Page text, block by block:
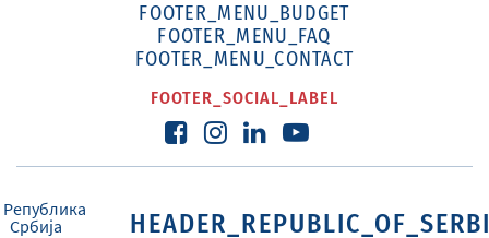
FOOTER_MENU_BUDGET
FOOTER_MENU_FAQ
FOOTER_MENU_CONTACT
FOOTER_SOCIAL_LABEL